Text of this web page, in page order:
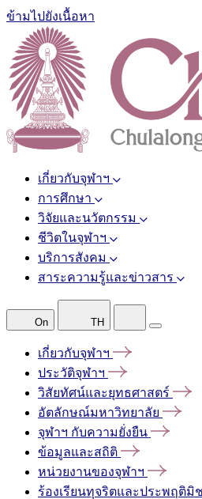
ข้ามไปยังเนื้อหา
เกี่ยวกับจุฬาฯ
การศึกษา
วิจัยและนวัตกรรม
ชีวิตในจุฬาฯ
บริการสังคม
สาระความรู้และข่าวสาร
On TH
เกี่ยวกับจุฬาฯ
ประวัติจุฬาฯ
วิสัยทัศน์และยุทธศาสตร์
อัตลักษณ์มหาวิทยาลัย
จุฬาฯ กับความยั่งยืน
ข้อมูลและสถิติ
หน่วยงานของจุฬาฯ
ร้องเรียนทุจริตและประพฤติมิ